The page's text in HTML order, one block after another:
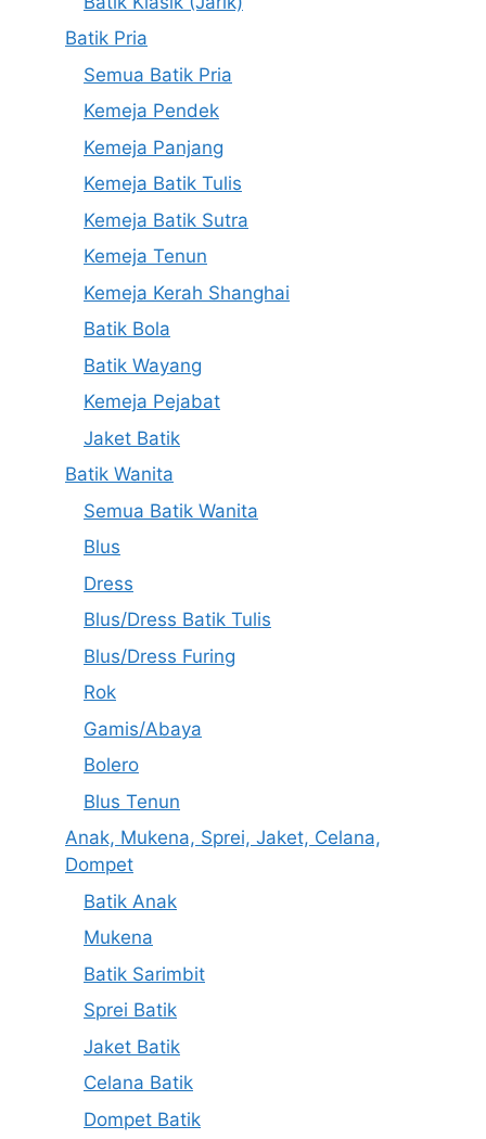
Batik Pria
Semua Batik Pria
Kemeja Pendek
Kemeja Panjang
Kemeja Batik Tulis
Kemeja Batik Sutra
Kemeja Tenun
Kemeja Kerah Shanghai
Batik Bola
Batik Wayang
Kemeja Pejabat
Jaket Batik
Batik Wanita
Semua Batik Wanita
Blus
Dress
Blus/Dress Batik Tulis
Blus/Dress Furing
Rok
Gamis/Abaya
Bolero
Blus Tenun
Anak, Mukena, Sprei, Jaket, Celana,
Dompet
Batik Anak
Mukena
Batik Sarimbit
Sprei Batik
Jaket Batik
Celana Batik
Dompet Batik